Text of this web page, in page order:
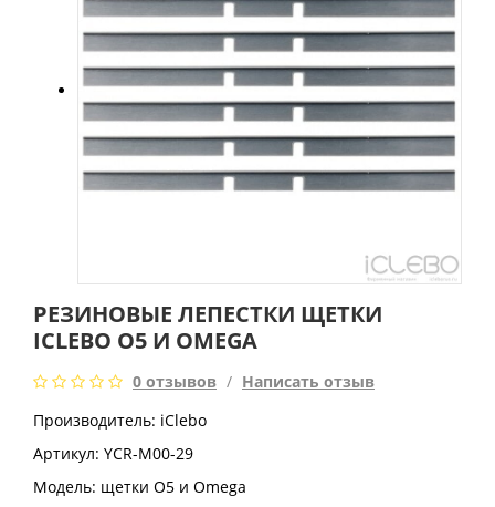
РЕЗИНОВЫЕ ЛЕПЕСТКИ ЩЕТКИ
ICLEBO O5 И OMEGA
0 отзывов / Написать отзыв
Производитель: iClebo
Артикул: YCR-M00-29
Модель: щетки O5 и Omega